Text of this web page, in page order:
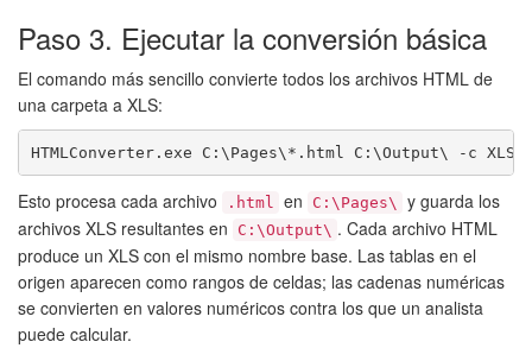
Paso 3. Ejecutar la conversión básica
El comando más sencillo convierte todos los archivos HTML de
una carpeta a XLS:
HTMLConverter.exe C:\Pages\*.html C:\Output\ -c XLS
Esto procesa cada archivo .html en C:\Pages\
y guarda los
archivos XLS resultantes en
C:\Output\ . Cada archivo HTML
produce un XLS con el mismo nombre base. Las tablas en el
origen aparecen como rangos de celdas; las cadenas numéricas
se convierten en valores numéricos contra los que un analista
puede calcular.